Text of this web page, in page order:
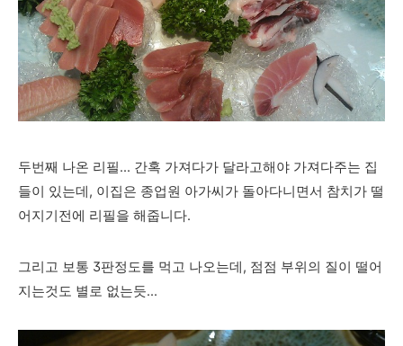
두번째 나온 리필... 간혹 가져다가 달라고해야 가져다주는 집
들이 있는데, 이집은 종업원 아가씨가 돌아다니면서 참치가 떨
어지기전에 리필을 해줍니다.
그리고 보통 3판정도를 먹고 나오는데, 점점 부위의 질이 떨어
지는것도 별로 없는듯...